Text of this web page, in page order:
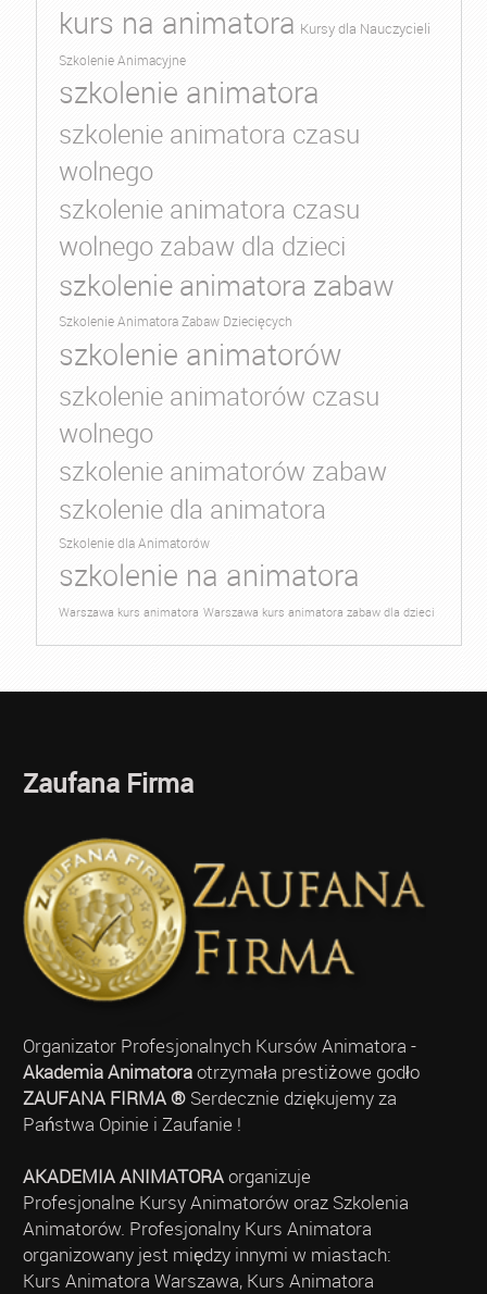
kurs na animatora Kursy dla Nauczycieli
Szkolenie Animacyjne
szkolenie animatora
szkolenie animatora czasu
wolnego
szkolenie animatora czasu
wolnego zabaw dla dzieci
szkolenie animatora zabaw
Szkolenie Animatora Zabaw Dziecięcych
szkolenie animatorów
szkolenie animatorów czasu
wolnego
szkolenie animatorów zabaw
szkolenie dla animatora
Szkolenie dla Animatorów
szkolenie na animatora
Warszawa kurs animatora Warszawa kurs animatora zabaw dla dzieci
Zaufana Firma
Organizator Profesjonalnych Kursów Animatora -
Akademia Animatoraotrzymała prestiżowe godło
ZAUFANA FIRMA ®Serdecznie dziękujemy za
Państwa Opinie i Zaufanie !
AKADEMIA ANIMATORAorganizuje
Profesjonalne Kursy Animatorów oraz Szkolenia
Animatorów. Profesjonalny Kurs Animatora
organizowany jest między innymi w miastach:
Kurs Animatora Warszawa, Kurs Animatora